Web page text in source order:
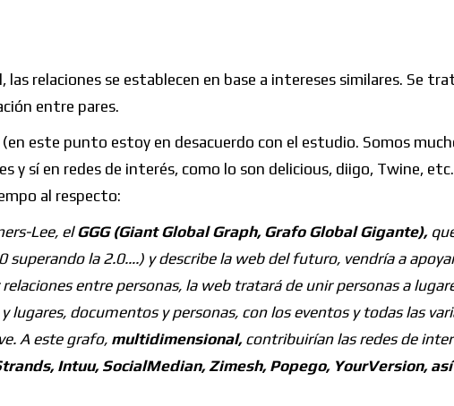
las relaciones se establecen en base a intereses similares. Se
entre pares.
este punto estoy en desacuerdo con el estudio. Somos
y sí en redes de interés, como lo son delicious, diigo, Twine,
al respecto:
Lee, elGGG (Giant Global Graph, Grafo Global Gigante),
superando la 2.0….) y describe la web del futuro, vendría a
entre personas, la web tratará de unir personas a
lugares, documentos y personas, con los eventos y todas las
A este grafo, multidimensional, contribuirían las redes de
Intuu, SocialMedian, Zimesh, Popego, YourVersion, así